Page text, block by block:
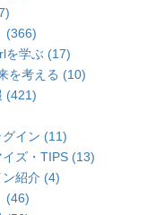
(366)
を学ぶ (17)
を考える (10)
(421)
グイン (11)
イズ・TIPS (13)
紹介 (4)
(46)